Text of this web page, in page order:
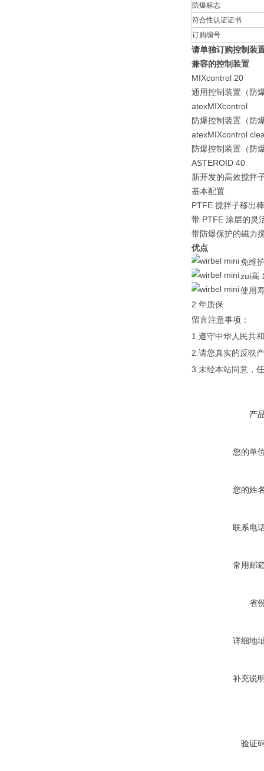
防爆标志
符合性认证证书
订购编号
请单独订购控制装
兼容的控制装置
MIXcontrol 20
通用控制装置（防
atexMIXcontrol
防爆控制装置（防
atexMIXcontrol
防爆控制装置（防
ASTEROID 40
新开发的高效搅拌
基本配置
PTFE 搅拌子移出棒
带 PTFE 涂层的灵
带防爆保护的磁力
优点
免维
zui高
使用
2 年质保
留言注意事项：
1.遵守中华人民共
2.请您真实的反映
3.未经本站同意，
产
您的单
您的姓
联系电
常用邮
省
详细地
补充说
验证